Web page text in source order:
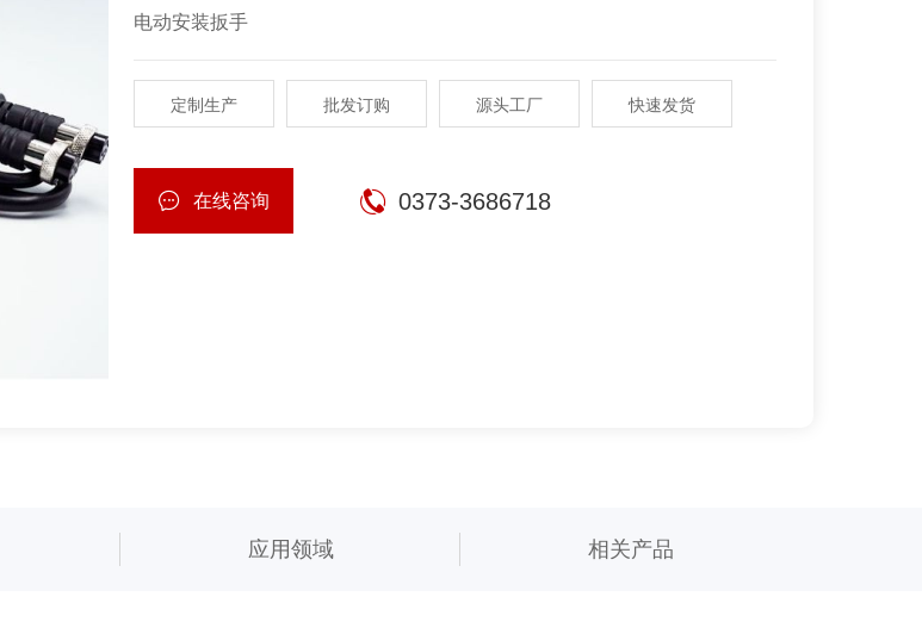
电动安装扳手
定制生产 批发订购 源头工厂 快速发货
在线咨询 0373-3686718
应用领域 相关产品